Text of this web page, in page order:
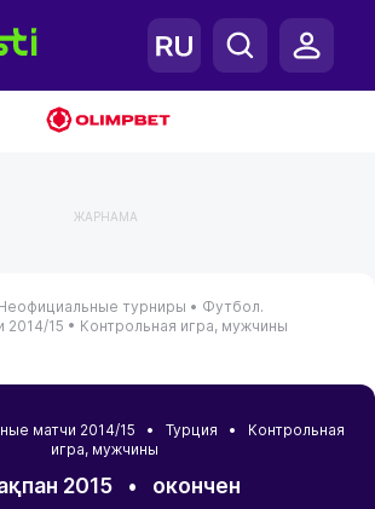
ЖАРНАМА
турниры • Футбол.
2014/15 • Контрольная игра, мужчины
матчи 2014/15 • Турция • Контрольная
игра, мужчины
2015 • окончен